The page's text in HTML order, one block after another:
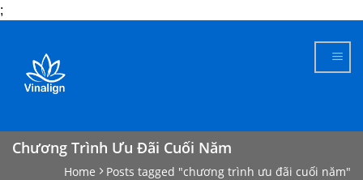
;
content
Chương Trình Ưu Đãi Cuối Năm
Home Posts tagged "chương trình ưu đãi cuối năm"